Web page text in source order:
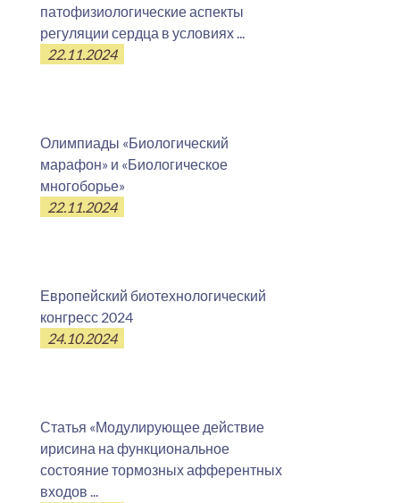
патофизиологические аспекты
регуляции сердца в условиях ...
22.11.2024
Олимпиады «Биологический
марафон» и «Биологическое
многоборье»
22.11.2024
Европейский биотехнологический
конгресс 2024
24.10.2024
Статья «Модулирующее действие
ирисина на функциональное
состояние тормозных афферентных
входов ...